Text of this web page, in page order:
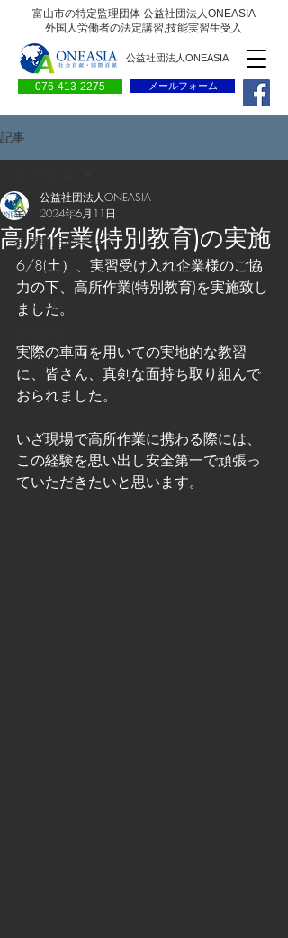
富山市の特定監理団体 公益社団法人ONEASIA
外国人労働者の法定講習,技能実習生受入
076-413-2275
公益社団法人ONEASIA
メールフォーム
記事
全ての記事
会員専用ページ
一般の方向けブログ
求人情報
プレリリース
高所作業(特別教育)の実施
公益社団法人ONEASIA
2024年6月11日
6/8(土）、実習受け入れ企業様のご協
力の下、高所作業(特別教育)を実施致し
ました。
実際の車両を用いての実地的な教習
に、皆さん、真剣な面持ち取り組んで
おられました。
いざ現場で高所作業に携わる際には、
この経験を思い出し安全第一で頑張っ
ていただきたいと思います。